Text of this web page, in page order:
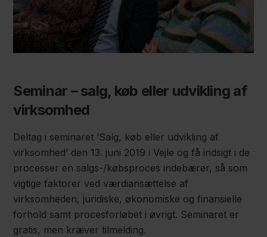
Seminar – salg, køb eller udvikling af
virksomhed
Deltag i seminaret ’Salg, køb eller udvikling af
virksomhed’ den 13. juni 2019 i Vejle og få indsigt i de
processer en salgs-/købsproces indebærer, så som
vigtige faktorer ved værdiansættelse af
virksomheden, juridiske, økonomiske og finansielle
forhold samt procesforløbet i øvrigt. Seminaret er
gratis, men kræver tilmelding.